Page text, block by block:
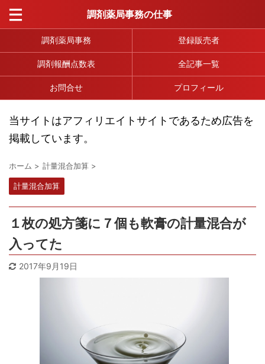
調剤薬局事務の仕事
調剤薬局事務 登録販売者
調剤報酬点数表 全記事一覧
お問合せ プロフィール
当サイトはアフィリエイトサイトであるため広告を
掲載しています。
ホーム > 計量混合加算 >
計量混合加算
１枚の処方箋に７個も軟膏の計量混合が
入ってた
2017年9月19日